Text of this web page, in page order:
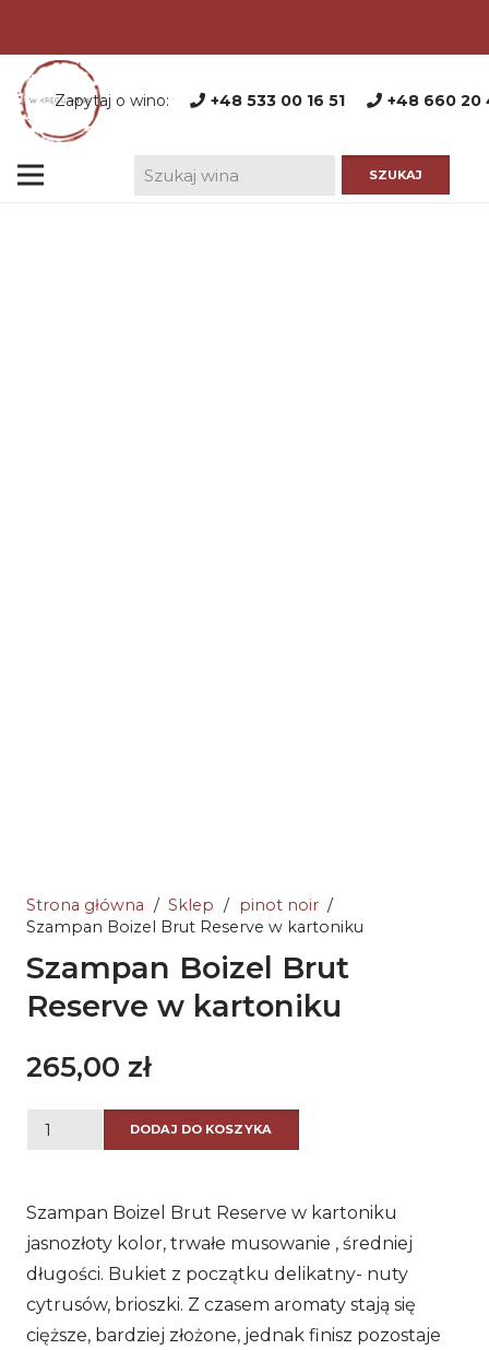
Zapytaj o wino: +48 533 00 16 51 +48 660 20
Strona główna / Sklep / pinot noir /
Szampan Boizel Brut Reserve w kartoniku
Szampan Boizel Brut
Reserve w kartoniku
265,00 zł
ilość
Szampan
Brut
Reserve
w
kartoniku
DODAJ DO KOSZYKA
Szampan Boizel Brut Reserve w kartoniku
jasnozłoty kolor, trwałe musowanie , średniej
długości. Bukiet z początku delikatny- nuty
cytrusów, brioszki. Z czasem aromaty stają się
cięższe, bardziej złożone, jednak finisz pozostaje